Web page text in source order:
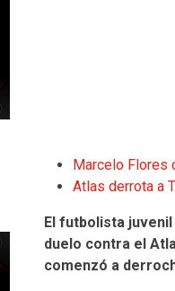
Marcelo Flores
Atlas derrota a
El futbolista
duelo contra el
comenzó a